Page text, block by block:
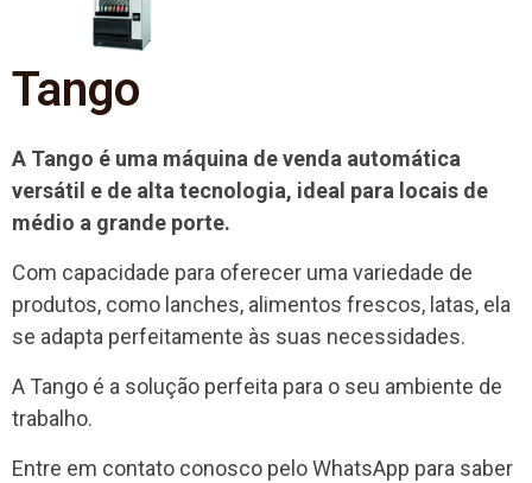
Tango
A Tango é uma máquina de venda automática
versátil e de alta tecnologia, ideal para locais de
médio a grande porte.
Com capacidade para oferecer uma variedade de
produtos, como lanches, alimentos frescos, latas, ela
se adapta perfeitamente às suas necessidades.
A Tango é a solução perfeita para o seu ambiente de
trabalho.
Entre em contato conosco pelo WhatsApp para saber